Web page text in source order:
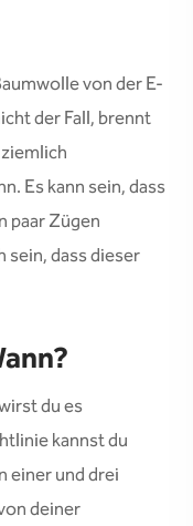
von der E-
der Fall, brennt
Es kann sein, dass
paar Zügen
sein, dass dieser
du es
kannst du
einer und drei
deiner